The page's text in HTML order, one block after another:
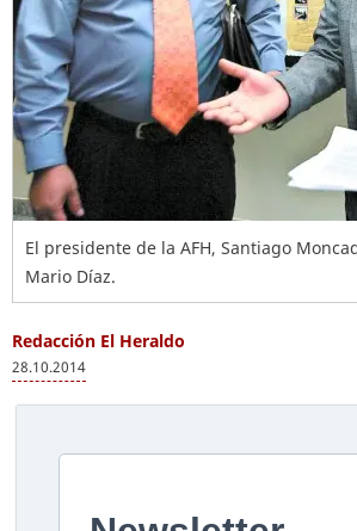
El presidente de la AFH, Santiago
Mario Díaz.
Redacción El Heraldo
28.10.2014